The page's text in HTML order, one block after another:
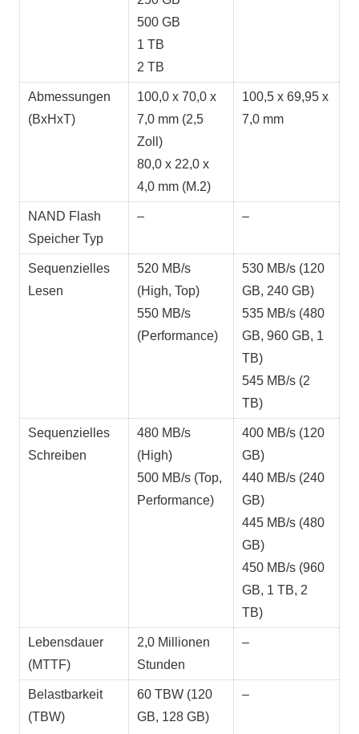
500 GB
1 TB
2 TB
Abmessungen
(BxHxT)
100,0 x 70,0 x
7,0 mm (2,5
Zoll)
80,0 x 22,0 x
4,0 mm (M.2)
100,5 x 69,95 x
7,0 mm
NAND Flash
Speicher Typ
– –
Sequenzielles
Lesen
520 MB/s
(High, Top)
550 MB/s
(Performance)
530 MB/s (120
GB, 240 GB)
535 MB/s (480
GB, 960 GB, 1
TB)
545 MB/s (2
TB)
Sequenzielles
Schreiben
480 MB/s
(High)
500 MB/s (Top,
Performance)
400 MB/s (120
GB)
440 MB/s (240
GB)
445 MB/s (480
GB)
450 MB/s (960
GB, 1 TB, 2
TB)
Lebensdauer
(MTTF)
2,0 Millionen
Stunden
–
Belastbarkeit
(TBW)
60 TBW (120
GB, 128 GB)
–